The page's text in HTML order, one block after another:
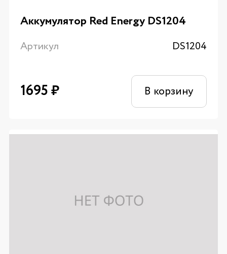
Аккумулятор Red Energy DS1204
Артикул DS1204
1695₽ В корзину